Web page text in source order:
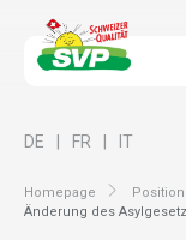
Homepage
Änderung des
DE FR IT